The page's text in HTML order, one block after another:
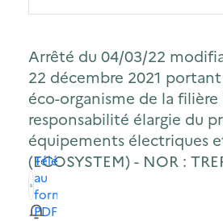
Arrêté du 04/03/22
22 décembre 2021
éco-organisme de la filière
responsabilité élargie du
équipements électriques
(ECOSYSTEM) - NOR :
Télécharger
au
format
PDF